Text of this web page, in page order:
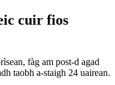
cuir fios
fàg am post-d agad
taobh a-staigh 24 uairean.